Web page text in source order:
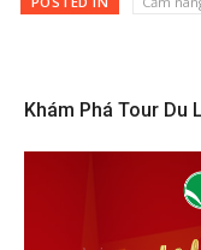
Khám Phá Tour Du